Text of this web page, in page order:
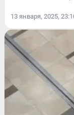
13 января, 2025,